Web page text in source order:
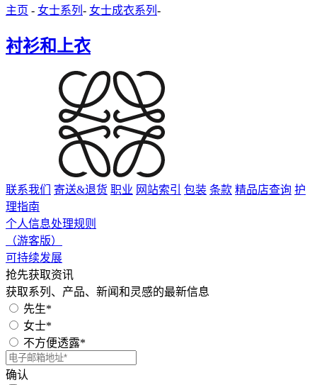
主页 - 女士系列 - 女士成衣系列 -
衬衫和上衣
联系我们 寄送&退货 职业 网站索引 包装 条款 精品店查询 护
理指南
个人信息处理规则
（游客版）
可持续发展
抢先获取资讯
获取系列、产品、新闻和灵感的最新信息
先生*
女士*
不方便透露*
确认